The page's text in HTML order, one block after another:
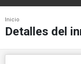
Inicio
Detalles del